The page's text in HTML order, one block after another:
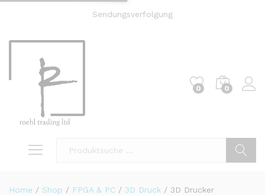
Sendungsverfolgung
0 0
Home / Shop / FPGA & PC / 3D Druck / 3D Drucker